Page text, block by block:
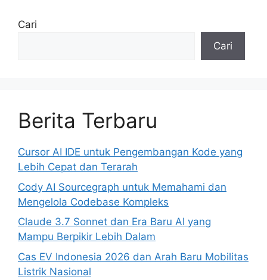
Cari
Cari
Berita Terbaru
Cursor AI IDE untuk Pengembangan Kode yang
Lebih Cepat dan Terarah
Cody AI Sourcegraph untuk Memahami dan
Mengelola Codebase Kompleks
Claude 3.7 Sonnet dan Era Baru AI yang
Mampu Berpikir Lebih Dalam
Cas EV Indonesia 2026 dan Arah Baru Mobilitas
Listrik Nasional